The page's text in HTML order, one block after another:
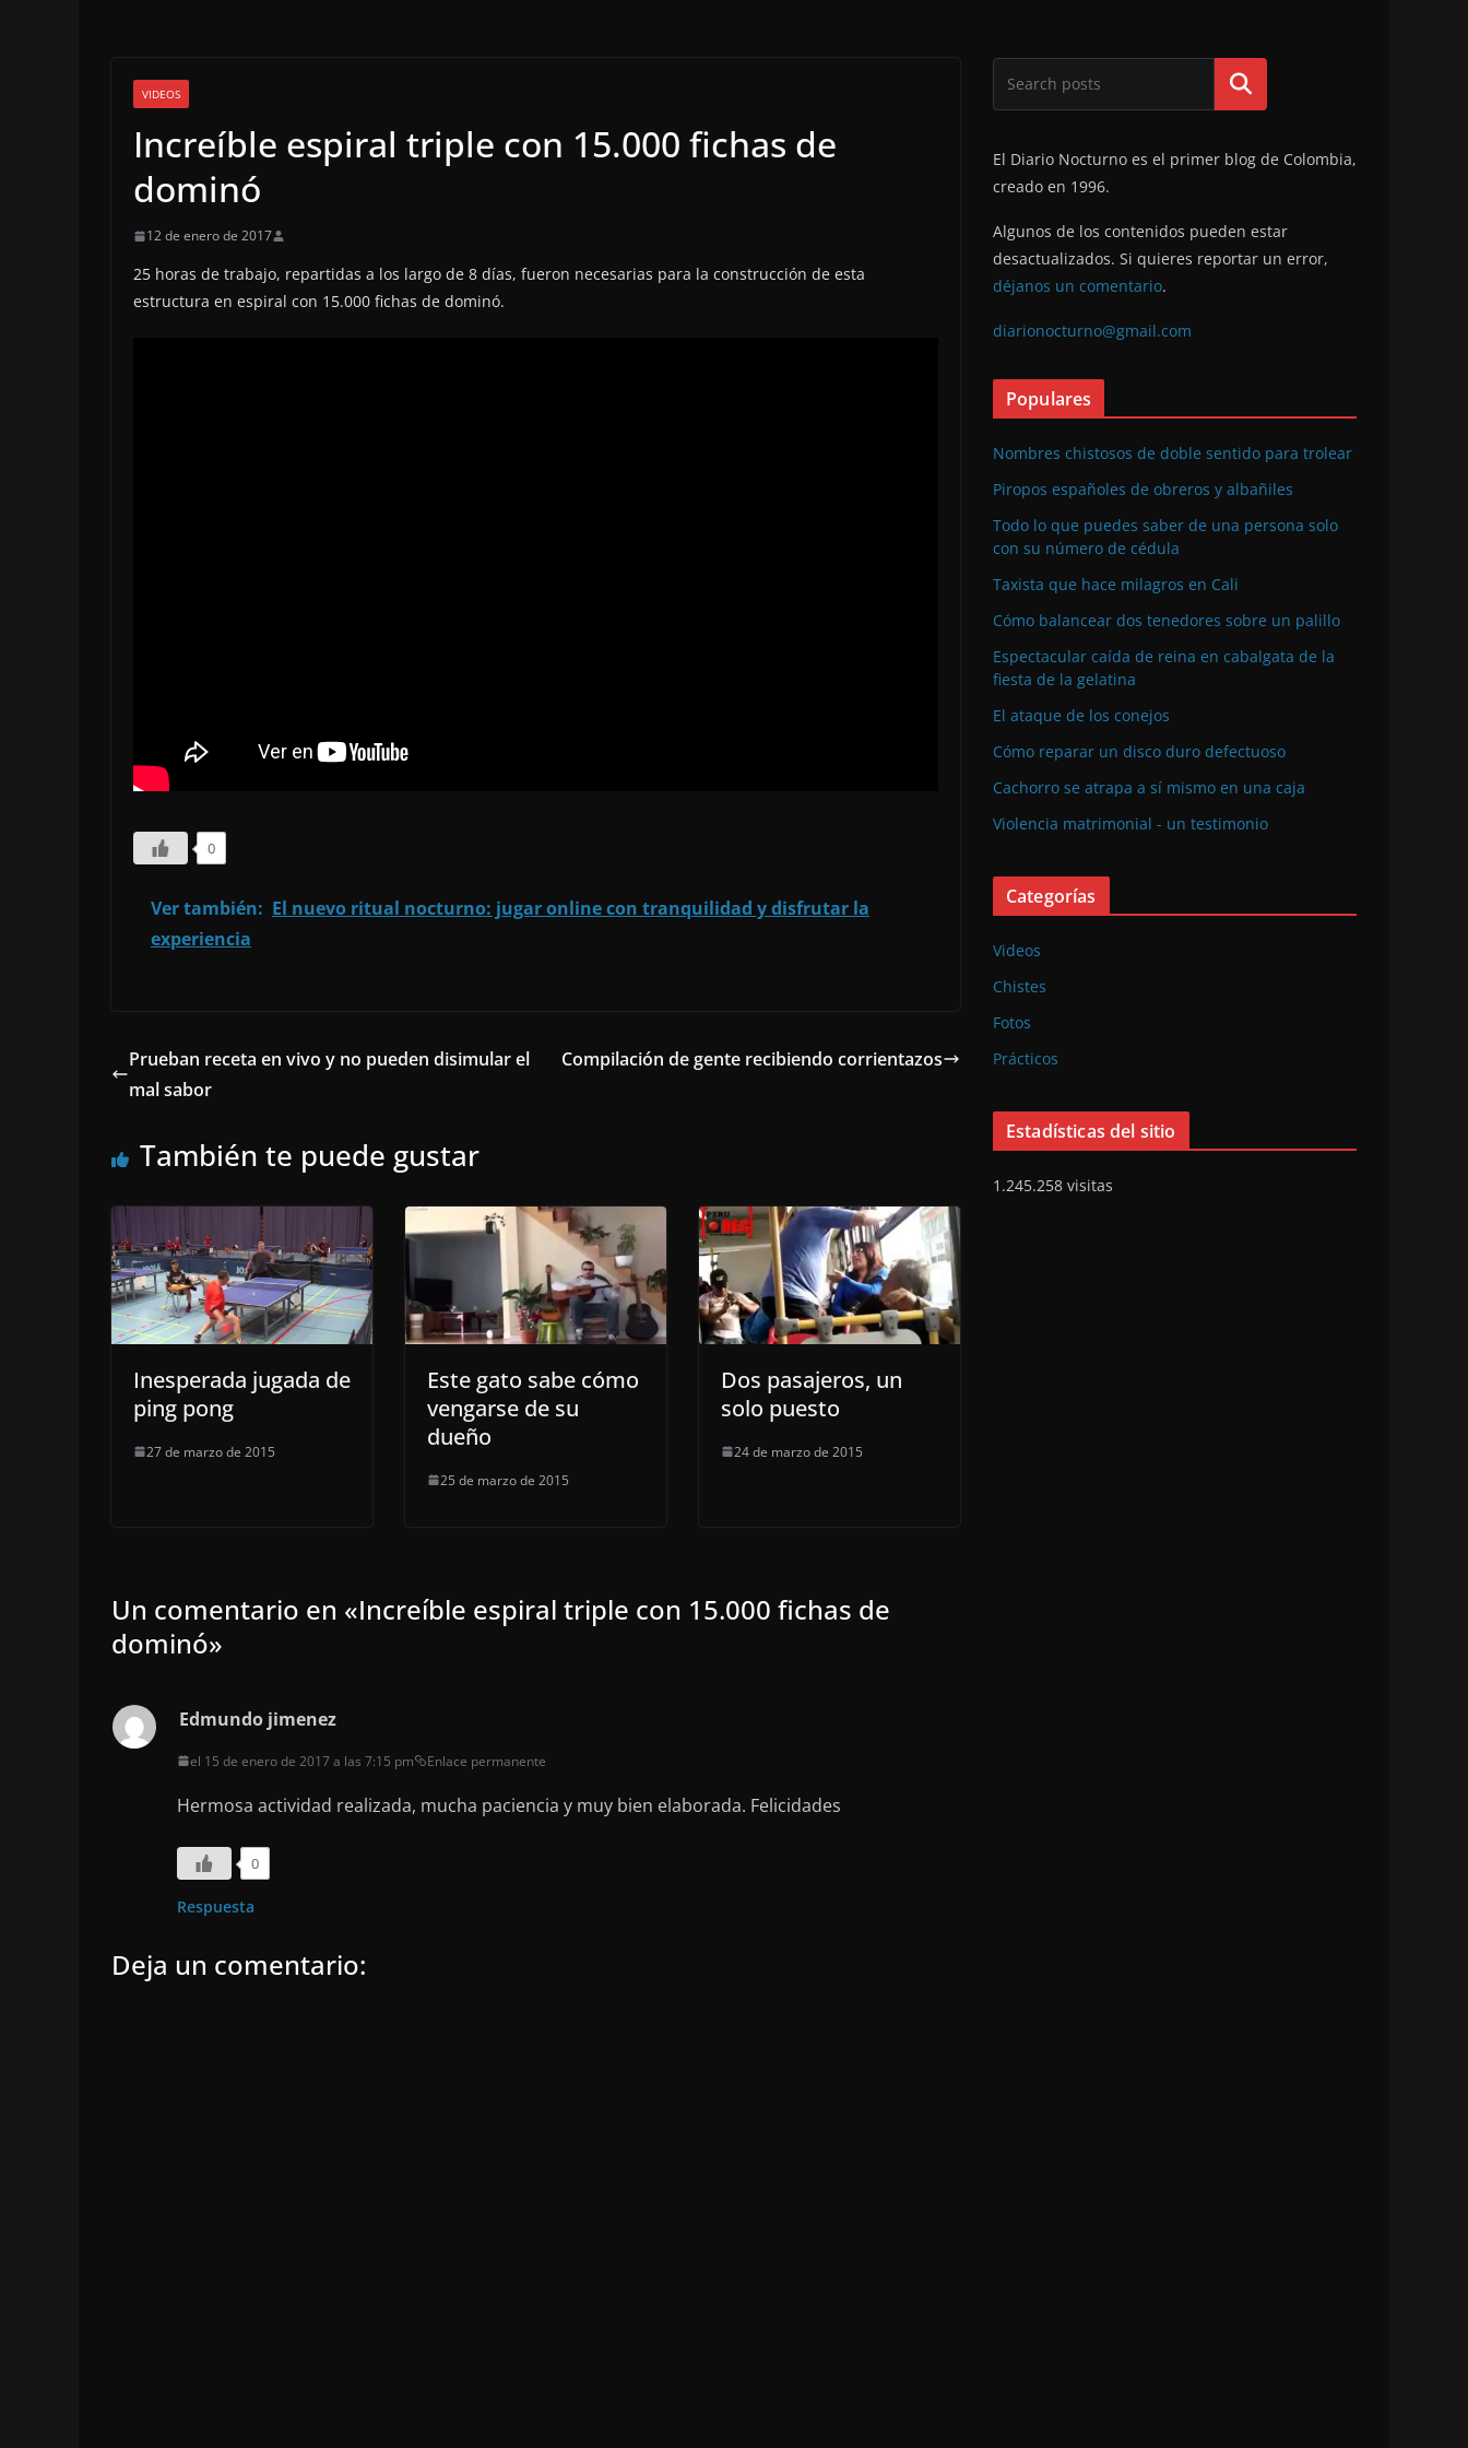
VIDEOS
Increíble espiral triple con 15.000 fichas de
dominó
12 de enero de 2017
25 horas de trabajo, repartidas a los largo de 8 días, fueron necesarias para la construcción de esta
estructura en espiral con 15.000 fichas de dominó.
0
Ver también: El nuevo ritual nocturno: jugar online con tranquilidad y disfrutar la
experiencia
Prueban receta en vivo y no pueden disimular el
mal sabor
Compilación de gente recibiendo corrientazos
También te puede gustar
Inesperada jugada de
ping pong
27 de marzo de 2015
Este gato sabe cómo
vengarse de su
dueño
25 de marzo de 2015
Dos pasajeros, un
solo puesto
24 de marzo de 2015
Un comentario en «Increíble espiral triple con 15.000 fichas de
dominó»
Edmundo jimenez
el 15 de enero de 2017 a las 7:15 pm Enlace permanente
Hermosa actividad realizada, mucha paciencia y muy bien elaborada. Felicidades
0
Respuesta
Deja un comentario:
Buscar
El Diario Nocturno es el primer blog de Colombia,
creado en 1996.
Algunos de los contenidos pueden estar
desactualizados. Si quieres reportar un error,
déjanos un comentario.
diarionocturno@gmail.com
Populares
Nombres chistosos de doble sentido para trolear
Piropos españoles de obreros y albañiles
Todo lo que puedes saber de una persona solo
con su número de cédula
Taxista que hace milagros en Cali
Cómo balancear dos tenedores sobre un palillo
Espectacular caída de reina en cabalgata de la
fiesta de la gelatina
El ataque de los conejos
Cómo reparar un disco duro defectuoso
Cachorro se atrapa a sí mismo en una caja
Violencia matrimonial - un testimonio
Categorías
Videos
Chistes
Fotos
Prácticos
Estadísticas del sitio
1.245.258 visitas